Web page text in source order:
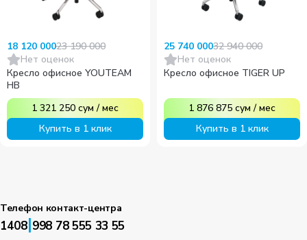
18 120 00023 190 000
Нет оценок
Кресло офисное YOUTEAM
HB
1 321 250 сум /мес
Купить в 1 клик
25 740 00032 940 000
Нет оценок
Кресло офисное TIGER UP
1 876 875 сум /мес
Купить в 1 клик
Телефон контакт-центра
1408|998 78 555 33 55